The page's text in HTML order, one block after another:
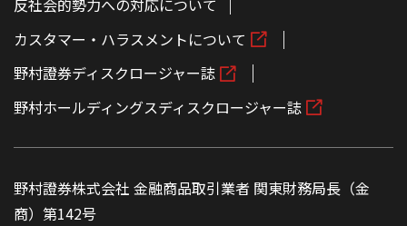
カスタマー・ハラスメントについて
野村證券ディスクロージャー誌
野村ホールディングスディスクロージャー誌
野村證券株式会社 金融商品取引業者 関東財務局長（金
商）第142号